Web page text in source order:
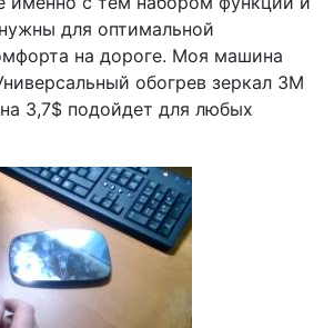
для оптимальной
на дороге. Моя машина
обогрев зеркал 3М
3,7$ подойдет для любых